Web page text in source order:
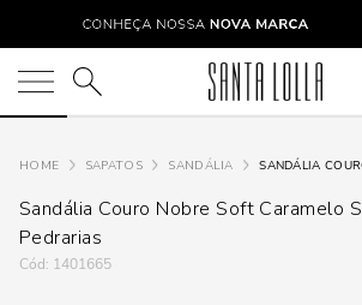
O que você está procurando?
SAPATOS SANDÁLIA
Sandália Couro Nobre Soft Caramelo
Pedrarias
: 1401665